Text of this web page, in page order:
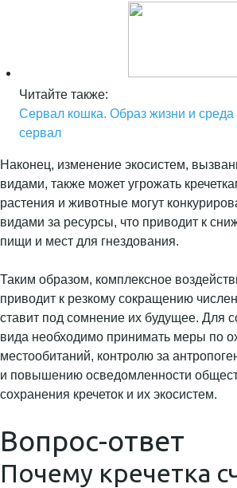
Читайте также:
Сервал кошка. Образ жизни и среда
сервал
Наконец, изменение экосистем,
видами, также может угрожать
растения и животные могут
видами за ресурсы, что приводит к
пищи и мест для гнездования.
Таким образом, комплексное
приводит к резкому сокращению
ставит под сомнение их будущее. Для
вида необходимо принимать меры по
местообитаний, контролю за
и повышению осведомленности
сохранения кречеток и их экосистем.
Вопрос-ответ
Почему кречетка